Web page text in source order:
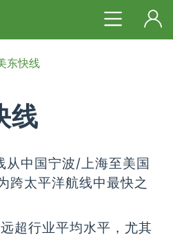
东快线
线
中国宁波/上海至美国
跨太平洋航线中最快之
超行业平均水平，尤其